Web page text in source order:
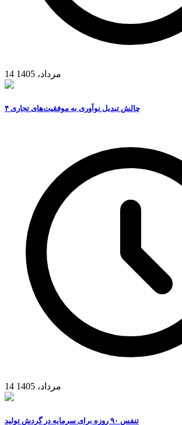
14 مرداد، 1405
۴ چالش تبدیل نوآوری به موفقیت‌های تجاری
14 مرداد، 1405
تنفس ۹۰ روزه برای سرمایه در گردش تولید